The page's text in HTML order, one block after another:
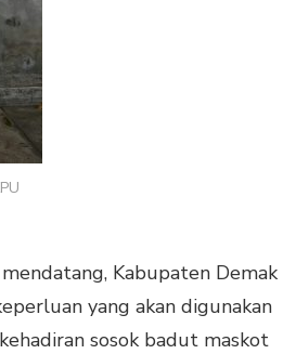
Kabupaten Demak
yang akan digunakan
sosok badut maskot